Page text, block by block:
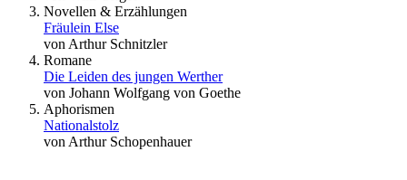
Novellen & Erzählungen
Fräulein Else
von Arthur Schnitzler
Romane
Die Leiden des jungen Werther
von Johann Wolfgang von Goethe
Aphorismen
Nationalstolz
von Arthur Schopenhauer